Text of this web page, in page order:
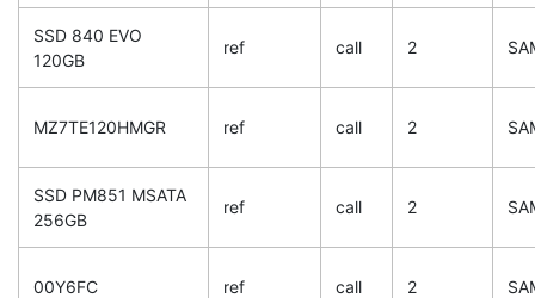
SSD 840 EVO
120GB
ref call 2
MZ7TE120HMGR ref call 2
SSD PM851 MSATA
256GB
ref call 2
00Y6FC ref call 2